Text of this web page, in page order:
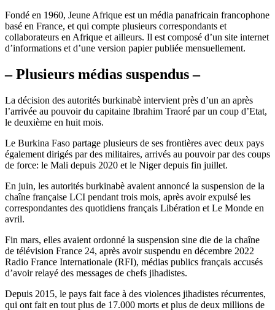
Fondé en 1960, Jeune Afrique est un média panafricain francophone
basé en France, et qui compte plusieurs correspondants et
collaborateurs en Afrique et ailleurs. Il est composé d’un site internet
d’informations et d’une version papier publiée mensuellement.
– Plusieurs médias suspendus –
La décision des autorités burkinabè intervient près d’un an après
l’arrivée au pouvoir du capitaine Ibrahim Traoré par un coup d’Etat,
le deuxième en huit mois.
Le Burkina Faso partage plusieurs de ses frontières avec deux pays
également dirigés par des militaires, arrivés au pouvoir par des coups
de force: le Mali depuis 2020 et le Niger depuis fin juillet.
En juin, les autorités burkinabè avaient annoncé la suspension de la
chaîne française LCI pendant trois mois, après avoir expulsé les
correspondantes des quotidiens français Libération et Le Monde en
avril.
Fin mars, elles avaient ordonné la suspension sine die de la chaîne
de télévision France 24, après avoir suspendu en décembre 2022
Radio France Internationale (RFI), médias publics français accusés
d’avoir relayé des messages de chefs jihadistes.
Depuis 2015, le pays fait face à des violences jihadistes récurrentes,
qui ont fait en tout plus de 17.000 morts et plus de deux millions de